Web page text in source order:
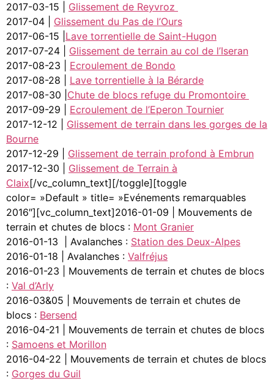
2017-03-15 | Glissement de Reyvroz
2017-04 | Glissement du Pas de l’Ours
2017-06-15 | Lave torrentielle de Saint-Hugon
2017-07-24 | Glissement de terrain au col de l’Iseran
2017-08-23 | Ecroulement de Bondo
2017-08-28 | Lave torrentielle à la Bérarde
2017-08-30 | Chute de blocs refuge du Promontoire
2017-09-29 | Ecroulement de l’Eperon Tournier
2017-12-12 | Glissement de terrain dans les gorges de la
Bourne
2017-12-29 | Glissement de terrain profond à Embrun
2017-12-30 | Glissement de Terrain à
Claix[/vc_column_text][/toggle][toggle
color= »Default » title= »Evénements remarquables
2016″][vc_column_text]2016-01-09 | Mouvements de
terrain et chutes de blocs : Mont Granier
2016-01-13 | Avalanches : Station des Deux-Alpes
2016-01-18 | Avalanches : Valfréjus
2016-01-23 | Mouvements de terrain et chutes de blocs
: Val d’Arly
2016-03&05 | Mouvements de terrain et chutes de
blocs : Bersend
2016-04-21 | Mouvements de terrain et chutes de blocs
: Samoens et Morillon
2016-04-22 | Mouvements de terrain et chutes de blocs
: Gorges du Guil